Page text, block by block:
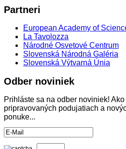
Partneri
European Academy of
La Tavolozza
Národné Osvetové Centrum
Slovenská Národná Galéria
Slovenská Výtvarná Únia
Odber noviniek
Prihláste sa na odber noviniek!
pripravovaných podujatiach a
ponuke...